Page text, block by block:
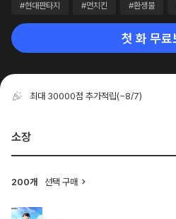
#현대판타지 #먼치킨 #환생물
첫 화 무료
최대 30000점 추가적립(~8/7)
소장
200개 선택 구매